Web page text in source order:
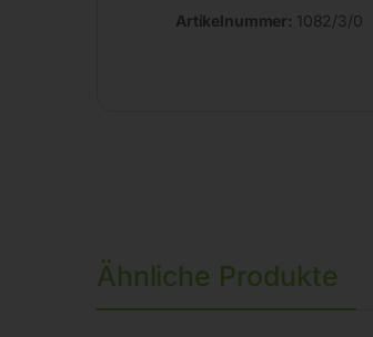
Artikelnummer: 1082/3/0
Ähnliche Produkte